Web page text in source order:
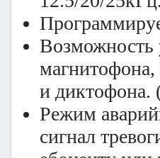
Возможность
и диктофона.
Режим
сигнал